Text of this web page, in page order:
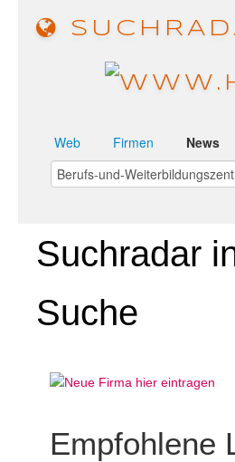
Web Firmen News
Suchradar
Suche
Empfohlene